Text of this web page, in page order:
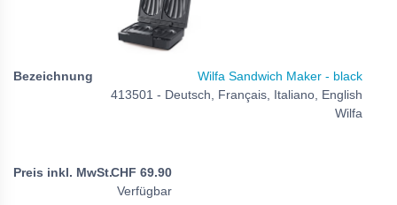
Wilfa Sandwich Maker - black
413501 - Deutsch, Français, Italiano, English
Wilfa
CHF 69.90
Verfügbar